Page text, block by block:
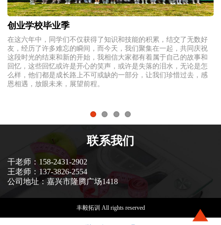
创业学校毕业季
在这六年中，同学们不仅获得了知识和技能的积累，结交了无数好
友，经历了许多难忘的瞬间，而今天，我们聚集在一起，共同庆祝
这段时光的结束和新的开始，我相信大家都有着属于自己的故事和
回忆，这些回忆或许是开心的笑声，或许是失落的泪水，无论是怎
么样，他们都是成长路上不可或缺的一部分，让我们珍惜过去，感
恩相遇，放眼未来，展望前程。
联系我们
干老师：158-2431-2902
王老师：137-3826-2554
公司地址：嘉兴市隆腾广场1418
丰毅拓训 All rights reserved